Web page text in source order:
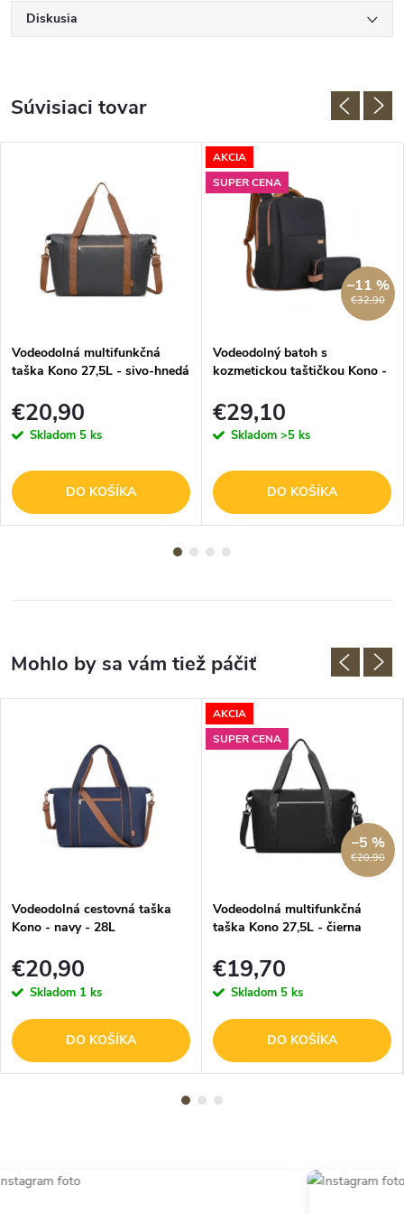
Diskusia
Súvisiaci tovar
Vodeodolná multifunkčná
taška Kono 27,5L - sivo-hnedá
€20,90
Skladom 5 ks
DO KOŠÍKA
AKCIA
SUPER CENA
€32,90
–11 %
Vodeodolný batoh s
kozmetickou taštičkou Kono -
€29,10
Skladom >5 ks
DO KOŠÍKA
Vodeodolná cestovná taška
Kono - navy - 28L
€20,90
Skladom 1 ks
DO KOŠÍKA
AKCIA
SUPER CENA
€20,90
–5 %
Vodeodolná multifunkčná
taška Kono 27,5L - čierna
€19,70
Skladom 5 ks
DO KOŠÍKA